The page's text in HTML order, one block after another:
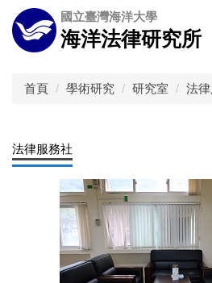
跳
到
主
國立臺灣海洋大學
海洋法律研究所
首頁 學術研究 研究室 法
法律服務社